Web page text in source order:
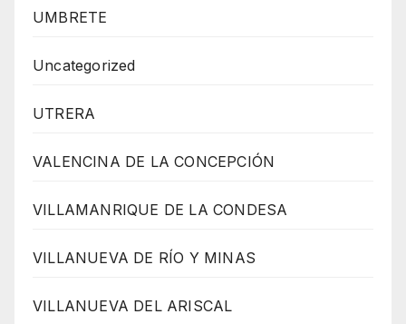
UMBRETE
Uncategorized
UTRERA
VALENCINA DE LA CONCEPCIÓN
VILLAMANRIQUE DE LA CONDESA
VILLANUEVA DE RÍO Y MINAS
VILLANUEVA DEL ARISCAL